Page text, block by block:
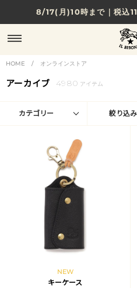
8/17(月)10時まで｜税込
贈る相手やシーンから選
NEW IN｜
HOME / オンラインストア
アーカイブ 4980 アイテム
カテゴリー 絞り込み
NEW
キーケース